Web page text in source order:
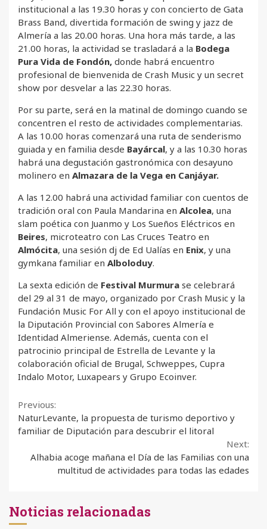
institucional a las 19.30 horas y con concierto de Gata
Brass Band, divertida formación de swing y jazz de
Almería a las 20.00 horas. Una hora más tarde, a las
21.00 horas, la actividad se trasladará a la Bodega
Pura Vida de Fondón, donde habrá encuentro
profesional de bienvenida de Crash Music y un secret
show por desvelar a las 22.30 horas.
Por su parte, será en la matinal de domingo cuando se
concentren el resto de actividades complementarias.
A las 10.00 horas comenzará una ruta de senderismo
guiada y en familia desde Bayárcal, y a las 10.30 horas
habrá una degustación gastronómica con desayuno
molinero en Almazara de la Vega en Canjáyar.
A las 12.00 habrá una actividad familiar con cuentos de
tradición oral con Paula Mandarina en Alcolea, una
slam poética con Juanmo y Los Sueños Eléctricos en
Beires, microteatro con Las Cruces Teatro en
Almócita, una sesión dj de Ed Ualías en Enix, y una
gymkana familiar en Alboloduy.
La sexta edición de Festival Murmura se celebrará
del 29 al 31 de mayo, organizado por Crash Music y la
Fundación Music For All y con el apoyo institucional de
la Diputación Provincial con Sabores Almería e
Identidad Almeriense. Además, cuenta con el
patrocinio principal de Estrella de Levante y la
colaboración oficial de Brugal, Schweppes, Cupra
Indalo Motor, Luxapears y Grupo Ecoinver.
Continue
Reading
Previous:
NaturLevante, la propuesta de turismo deportivo y
familiar de Diputación para descubrir el litoral
Next:
Alhabia acoge mañana el Día de las Familias con una
multitud de actividades para todas las edades
Noticias relacionadas